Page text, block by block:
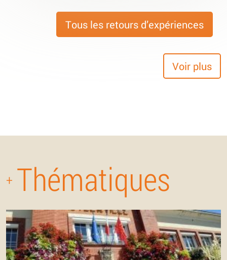
Tous les retours d’expériences
Voir plus
+ Thématiques